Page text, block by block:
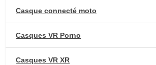
Casque connecté moto
Casques VR Porno
Casques VR XR